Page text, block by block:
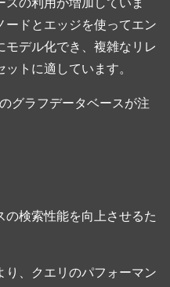
ードとエッジを使ってエン
モデル化でき、複雑なリレ
トに適しています。
グラフデータベースが注
の検索性能を向上させるた
り、クエリのパフォーマン